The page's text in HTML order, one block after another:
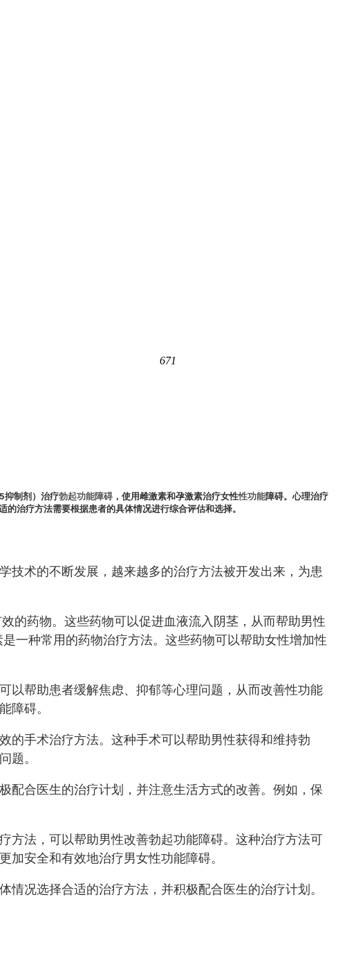
671
抑制剂）治疗勃起功能障碍 ，使用雌激素和孕激素治疗女性性功能障碍。心理治疗
的治疗方法需要根据患者的具体情况进行综合评估和选择。
技术的不断发展，越来越多的治疗方法被开发出来，为患
的药物。这些药物可以促进血液流入阴茎，从而帮助男性
一种常用的药物治疗方法。这些药物可以帮助女性增加性
以帮助患者缓解焦虑、抑郁等心理问题，从而改善性功能
障碍。
的手术治疗方法。这种手术可以帮助男性获得和维持勃
题。
配合医生的治疗计划，并注意生活方式的改善。例如，保
方法，可以帮助男性改善勃起功能障碍。这种治疗方法可
安全和有效地治疗男女性功能障碍。
况选择合适的治疗方法，并积极配合医生的治疗计划。